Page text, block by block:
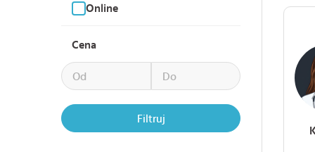
Online
Cena
Filtruj